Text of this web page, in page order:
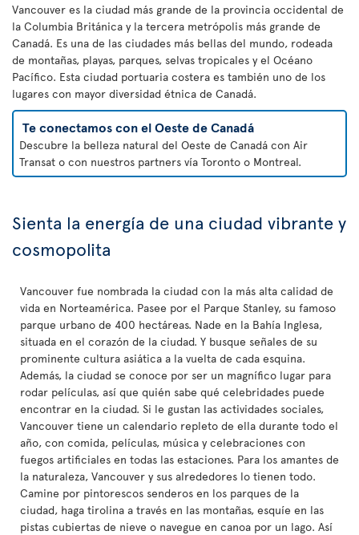
Vancouver es la ciudad más grande de la provincia occidental de
la Columbia Británica y la tercera metrópolis más grande de
Canadá. Es una de las ciudades más bellas del mundo, rodeada
de montañas, playas, parques, selvas tropicales y el Océano
Pacífico. Esta ciudad portuaria costera es también uno de los
lugares con mayor diversidad étnica de Canadá.
Te conectamos con el Oeste de Canadá
Descubre la belleza natural del Oeste de Canadá con Air
Transat o con nuestros partners vía Toronto o Montreal.
Sienta la energía de una ciudad vibrante y
cosmopolita
Vancouver fue nombrada la ciudad con la más alta calidad de
vida en Norteamérica. Pasee por el Parque Stanley, su famoso
parque urbano de 400 hectáreas. Nade en la Bahía Inglesa,
situada en el corazón de la ciudad. Y busque señales de su
prominente cultura asiática a la vuelta de cada esquina.
Además, la ciudad se conoce por ser un magnífico lugar para
rodar películas, así que quién sabe qué celebridades puede
encontrar en la ciudad. Si le gustan las actividades sociales,
Vancouver tiene un calendario repleto de ella durante todo el
año, con comida, películas, música y celebraciones con
fuegos artificiales en todas las estaciones. Para los amantes de
la naturaleza, Vancouver y sus alrededores lo tienen todo.
Camine por pintorescos senderos en los parques de la
ciudad, haga tirolina a través en las montañas, esquíe en las
pistas cubiertas de nieve o navegue en canoa por un lago. Así